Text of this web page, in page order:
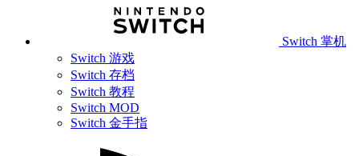
Switch 掌机
Switch 游戏
Switch 存档
Switch 教程
Switch MOD
Switch 金手指